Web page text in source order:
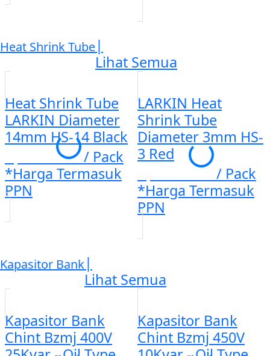
Heat Shrink Tube|
Lihat Semua
Heat Shrink Tube
LARKIN Diameter
14mm HS-14 Black
Rp. 481.394/ Pack
*Harga Termasuk
PPN
LARKIN Heat
Shrink Tube
Diameter 3mm HS-
3 Red
Rp. 328.436 / Pack
*Harga Termasuk
PPN
Kapasitor Bank|
Lihat Semua
Kapasitor Bank
Chint Bzmj 400V
Kapasitor Bank
Chint Bzmj 450V